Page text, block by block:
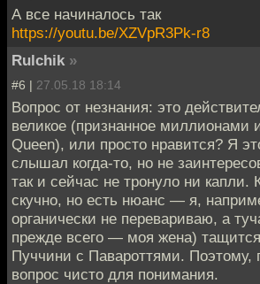
А все начиналось так
https://youtu.be/XZVpR3Pk-r8
Rulchik »
#6 | 27.05.18 18:14
Вопрос от незнания: это
великое (признанное миллионами
Queen), или просто нравится? Я
слышал когда-то, но не
так и сейчас не тронуло ни капли.
скучно, но есть нюанс — я,
органически не перевариваю, а
прежде всего — моя жена)
Пуччини с Павароттями. Поэтому,
вопрос чисто для понимания.